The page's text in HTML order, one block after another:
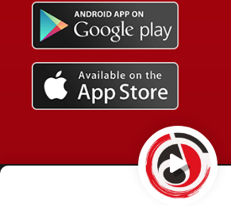
© Copyright -2024